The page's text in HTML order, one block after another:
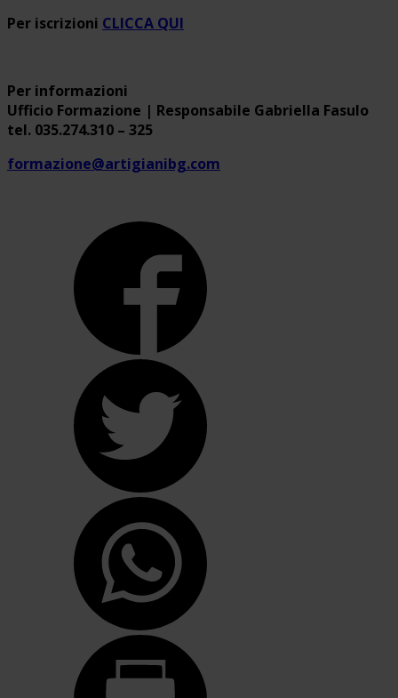
Per iscrizioni CLICCA QUI
Per informazioni
Ufficio Formazione | Responsabile Gabriella Fasulo
tel. 035.274.310 – 325
formazione@artigianibg.com